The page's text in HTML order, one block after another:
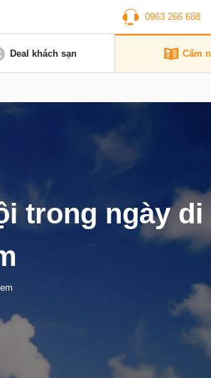
0963 266 688
Deal khách sạn Cẩm
trong ngày di